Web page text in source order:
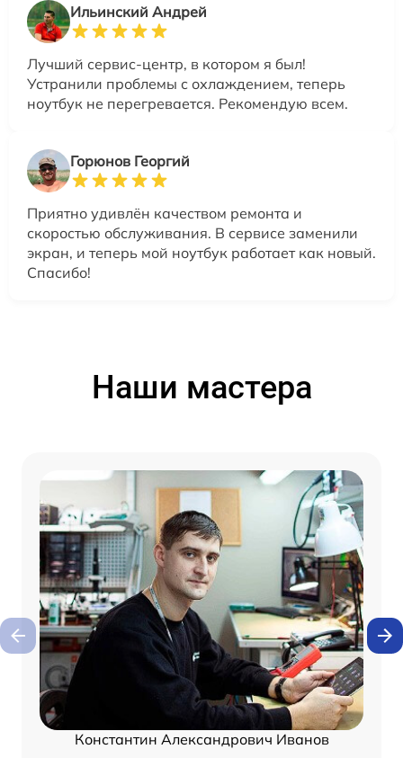
Ильинский Андрей
Лучший сервис-центр, в котором я был!
Устранили проблемы с охлаждением, теперь
ноутбук не перегревается. Рекомендую всем.
Горюнов Георгий
Приятно удивлён качеством ремонта и
скоростью обслуживания. В сервисе заменили
экран, и теперь мой ноутбук работает как новый.
Спасибо!
Наши мастера
Константин Александрович Иванов